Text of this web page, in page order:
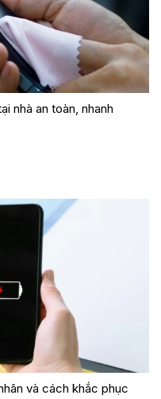
nhà an toàn, nhanh
và cách khắc phục